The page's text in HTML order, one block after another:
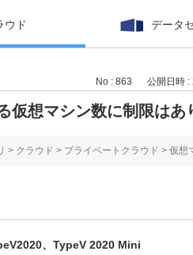
ウド データ
No : 863 公開日時
仮想マシン数に制限はあ
> クラウド > プライベートクラウド > 仮想
、TypeV 2020 Mini